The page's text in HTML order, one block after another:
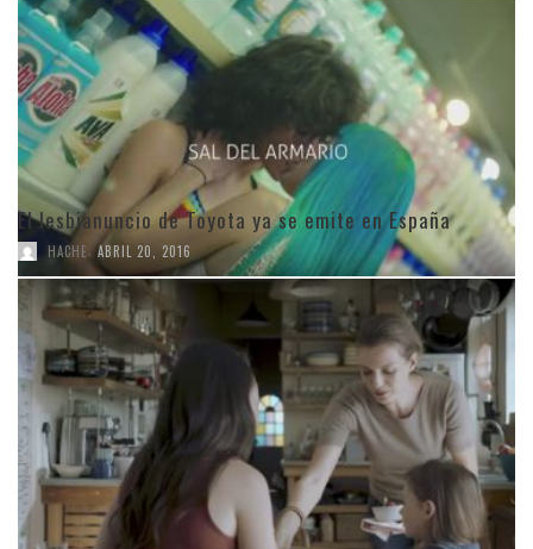
El lesbianuncio de Toyota ya se emite en España
HACHE, ABRIL 20, 2016